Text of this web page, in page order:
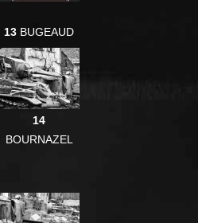
13 BUGEAUD
14
BOURNAZEL